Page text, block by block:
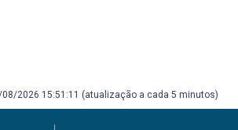
Pura e Aplicada, Projeto Euclides,
08/2026 15:51:11 (atualização a cada 5 minutos)